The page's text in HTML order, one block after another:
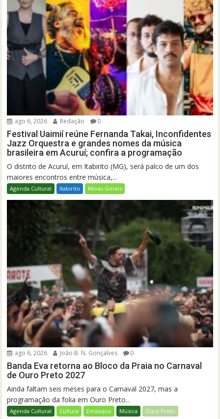
ago 6, 2026 Redação 0
Festival Uaimií reúne Fernanda Takai, Inconfidentes
Jazz Orquestra e grandes nomes da música
brasileira em Acuruí; confira a programação
O distrito de Acuruí, em Itabirito (MG), será palco de um dos
maiores encontros entre música,...
Agenda Cultural Itabirito Minas Gerais
ago 6, 2026 João B. N. Gonçalves 0
Banda Eva retorna ao Bloco da Praia no Carnaval
de Ouro Preto 2027
Ainda faltam seis meses para o Carnaval 2027, mas a
programação da folia em Ouro Preto...
Agenda Cultural Cultura Destaque Música Ouro Preto